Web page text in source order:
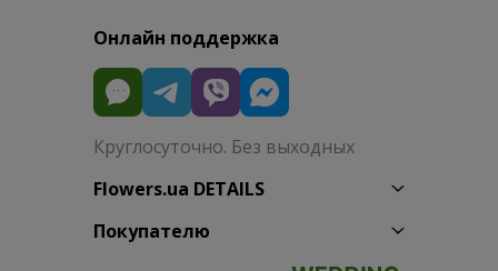
Онлайн поддержка
Круглосуточно. Без выходных
Flowers.ua DETAILS
Покупателю